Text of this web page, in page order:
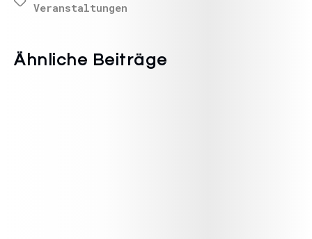
Veranstaltungen
Ähnliche Beiträge